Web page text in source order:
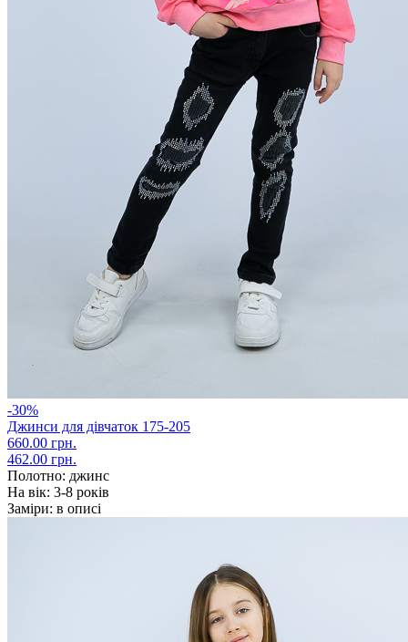
-30%
Джинси для дівчаток 175-205
660.00 грн.
462.00 грн.
Полотно: джинс
На вік: 3-8 років
Заміри: в описі